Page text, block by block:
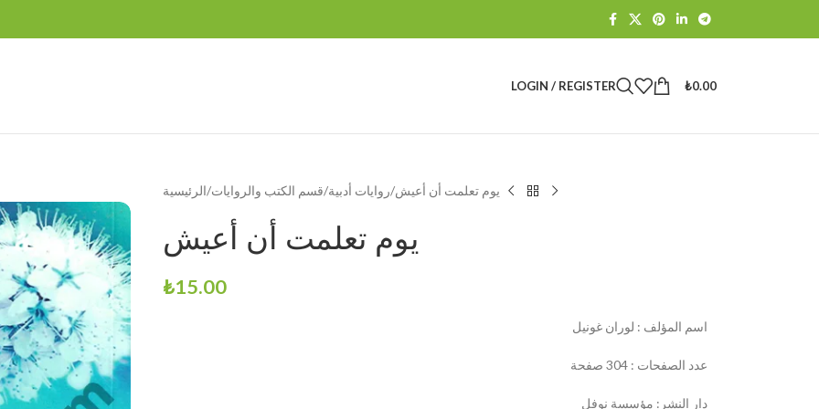
LOGIN / REGISTER ₺0.00
الرئيسية قسم الكتب والروايات روايات أدبية يوم تعلمت أن أعيش
يوم تعلمت أن أعيش
₺15.00
اسم المؤلف : لوران غونيل
عدد الصفحات : 304 صفحة
دار النشر: مؤسسة نوفل